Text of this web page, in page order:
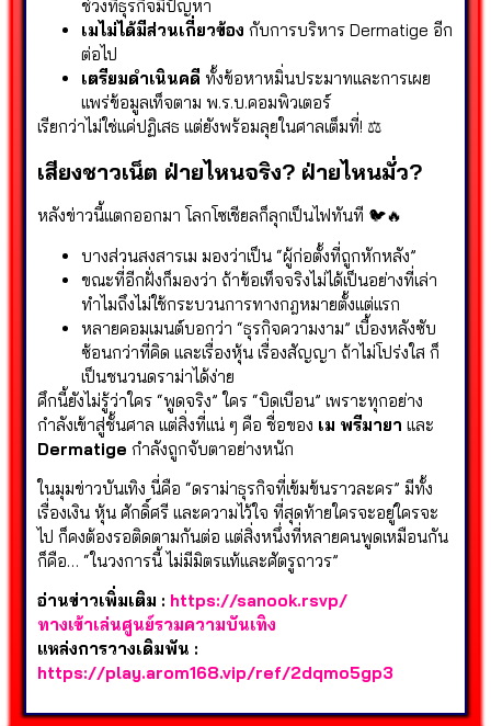
ช่วงที่ธุรกิจมีปัญหา
เมไม่ได้มีส่วนเกี่ยวข้อง กับการบริหาร Dermatige อีก
ต่อไป
เตรียมดำเนินคดี ทั้งข้อหาหมิ่นประมาทและการเผย
แพร่ข้อมูลเท็จตาม พ.ร.บ.คอมพิวเตอร์
เรียกว่าไม่ใช่แค่ปฏิเสธ แต่ยังพร้อมลุยในศาลเต็มที่! ⚖️
เสียงชาวเน็ต ฝ่ายไหนจริง? ฝ่ายไหนมั่ว?
หลังข่าวนี้แตกออกมา โลกโซเชียลก็ลุกเป็นไฟทันที 🐦🔥
บางส่วนสงสารเม มองว่าเป็น “ผู้ก่อตั้งที่ถูกหักหลัง”
ขณะที่อีกฝั่งก็มองว่า ถ้าข้อเท็จจริงไม่ได้เป็นอย่างที่เล่า
ทำไมถึงไม่ใช้กระบวนการทางกฎหมายตั้งแต่แรก
หลายคอมเมนต์บอกว่า “ธุรกิจความงาม” เบื้องหลังซับ
ซ้อนกว่าที่คิด และเรื่องหุ้น เรื่องสัญญา ถ้าไม่โปร่งใส ก็
เป็นชนวนดราม่าได้ง่าย
ศึกนี้ยังไม่รู้ว่าใคร “พูดจริง” ใคร “บิดเบือน” เพราะทุกอย่าง
กำลังเข้าสู่ชั้นศาล แต่สิ่งที่แน่ ๆ คือ ชื่อของ เม พรีมายา และ
Dermatige กำลังถูกจับตาอย่างหนัก
ในมุมข่าวบันเทิง นี่คือ “ดราม่าธุรกิจที่เข้มข้นราวละคร” มีทั้ง
เรื่องเงิน หุ้น ศักดิ์ศรี และความไว้ใจ ที่สุดท้ายใครจะอยู่ใครจะ
ไป ก็คงต้องรอติดตามกันต่อ แต่สิ่งหนึ่งที่หลายคนพูดเหมือนกัน
ก็คือ… “ในวงการนี้ ไม่มีมิตรแท้และศัตรูถาวร”
อ่านข่าวเพิ่มเติม : https://sanook.rsvp/
ทางเข้าเล่นศูนย์รวมความบันเทิง
แหล่งการวางเดิมพัน :
https://play.arom168.vip/ref/2dqmo5gp3